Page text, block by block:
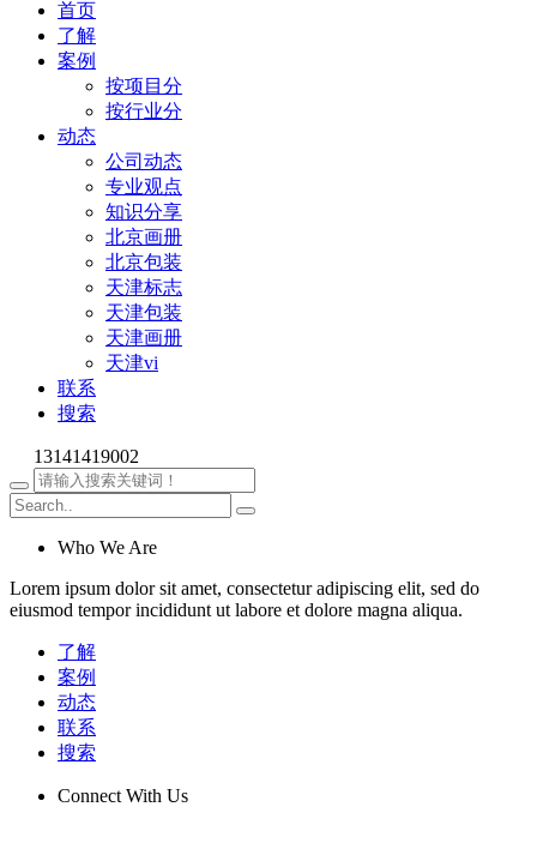
首页
了解
案例
按项目分
按行业分
动态
公司动态
专业观点
知识分享
北京画册
北京包装
天津标志
天津包装
天津画册
天津vi
联系
搜索
13141419002
Who We Are
Lorem ipsum dolor sit amet, consectetur adipiscing elit, sed do
eiusmod tempor incididunt ut labore et dolore magna aliqua.
了解
案例
动态
联系
搜索
Connect With Us